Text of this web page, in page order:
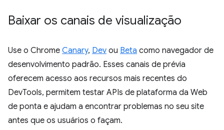
Baixar os canais de visualização
Use o Chrome Canary, Dev ou Beta como navegador de
desenvolvimento padrão. Esses canais de prévia
oferecem acesso aos recursos mais recentes do
DevTools, permitem testar APIs de plataforma da Web
de ponta e ajudam a encontrar problemas no seu site
antes que os usuários o façam.